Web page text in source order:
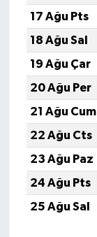
17 Ağu Pts
18 Ağu Sal
19 Ağu Çar
20 Ağu Per
21 Ağu Cum
22 Ağu Cts
23 Ağu Paz
24 Ağu Pts
25 Ağu Sal